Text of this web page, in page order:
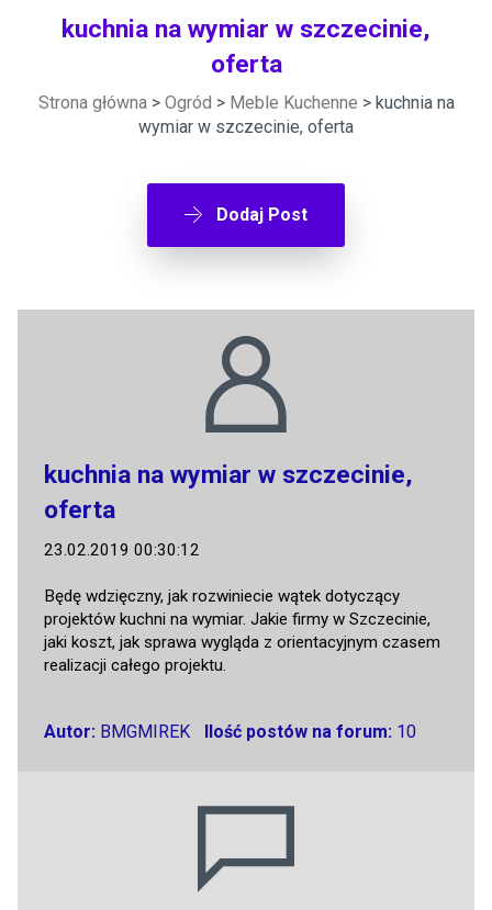
kuchnia na wymiar w szczecinie,
oferta
Strona główna> Ogród > Meble Kuchenne > kuchnia na
wymiar w szczecinie, oferta
Dodaj Post
kuchnia na wymiar w szczecinie,
oferta
23.02.2019 00:30:12
Będę wdzięczny, jak rozwiniecie wątek dotyczący
projektów kuchni na wymiar. Jakie firmy w Szczecinie,
jaki koszt, jak sprawa wygląda z orientacyjnym czasem
realizacji całego projektu.
Autor: BMGMIREK Ilość postów na forum: 10